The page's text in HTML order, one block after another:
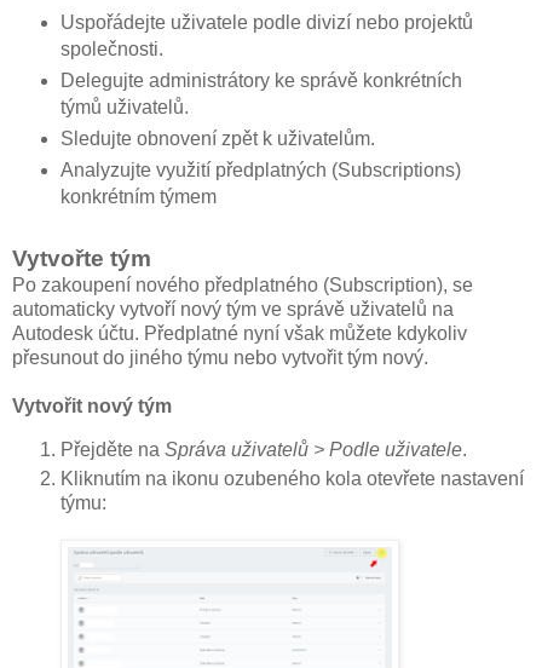
Uspořádejte uživatele podle divizí nebo projektů
společnosti.
Delegujte administrátory ke správě konkrétních
týmů uživatelů.
Sledujte obnovení zpět k uživatelům.
Analyzujte využití předplatných (Subscriptions)
konkrétním týmem
Vytvořte tým
Po zakoupení nového předplatného (Subscription), se
automaticky vytvoří nový tým ve správě uživatelů na
Autodesk účtu. Předplatné nyní však můžete kdykoliv
přesunout do jiného týmu nebo vytvořit tým nový.
Vytvořit nový tým
Přejděte na Správa uživatelů > Podle uživatele.
Kliknutím na ikonu ozubeného kola otevřete nastavení
týmu: